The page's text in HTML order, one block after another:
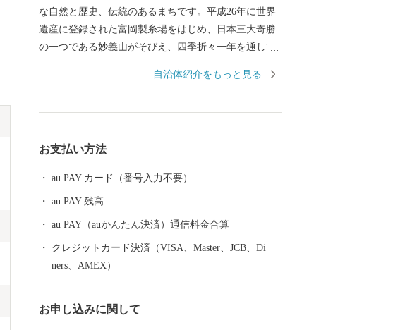
な自然と歴史、伝統のあるまちです。平成26年に世界
遺産に登録された富岡製糸場をはじめ、日本三大奇勝
の一つである妙義山がそびえ、四季折々一年を通して
だき、富岡市の魅力をご体感ください。
自治体紹介をもっと見る
お支払い方法
au PAY カード（番号入力不要）
au PAY 残高
au PAY（auかんたん決済）通信料金合算
クレジットカード決済（VISA、Master、JCB、Di
ners、AMEX）
お申し込みに関して